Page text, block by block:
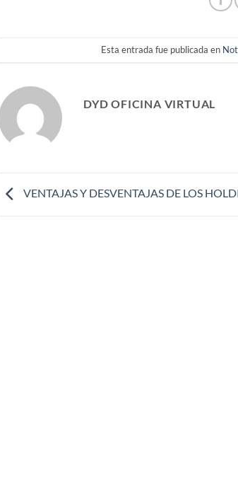
Esta entrada fue publicada en
DYD OFICINA VIRTUAL
VENTAJAS Y DESVENTAJAS DE LOS